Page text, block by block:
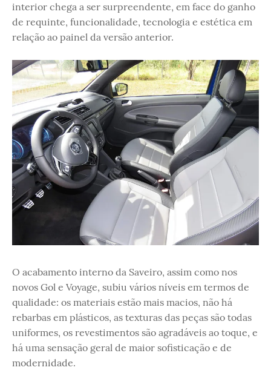
interior chega a ser surpreendente, em face do ganho
de requinte, funcionalidade, tecnologia e estética em
relação ao painel da versão anterior.
O acabamento interno da Saveiro, assim como nos
novos Gol e Voyage, subiu vários níveis em termos de
qualidade: os materiais estão mais macios, não há
rebarbas em plásticos, as texturas das peças são todas
uniformes, os revestimentos são agradáveis ao toque, e
há uma sensação geral de maior sofisticação e de
modernidade.